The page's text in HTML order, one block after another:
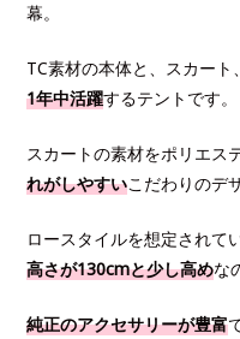
幕。
TC素材の本体と、スカー
1年中活躍するテントです。
スカートの素材をポリエス
れがしやすいこだわりのデ
ロースタイルを想定されて
高さが130cmと少し高めな
純正のアクセサリーが豊富